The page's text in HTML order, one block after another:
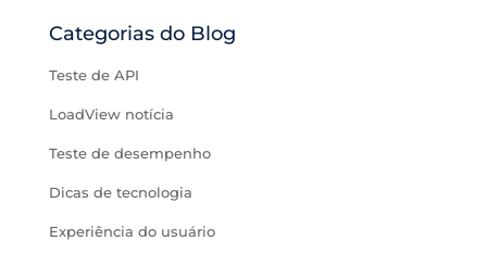
Categorias do Blog
Teste de API
LoadView notícia
Teste de desempenho
Dicas de tecnologia
Experiência do usuário